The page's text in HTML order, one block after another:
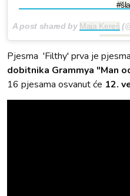
A post shared by Maja Kereš
Pjesma 'Filthy' prva je
dobitnika Grammya "Man
16 pjesama osvanut će 12.